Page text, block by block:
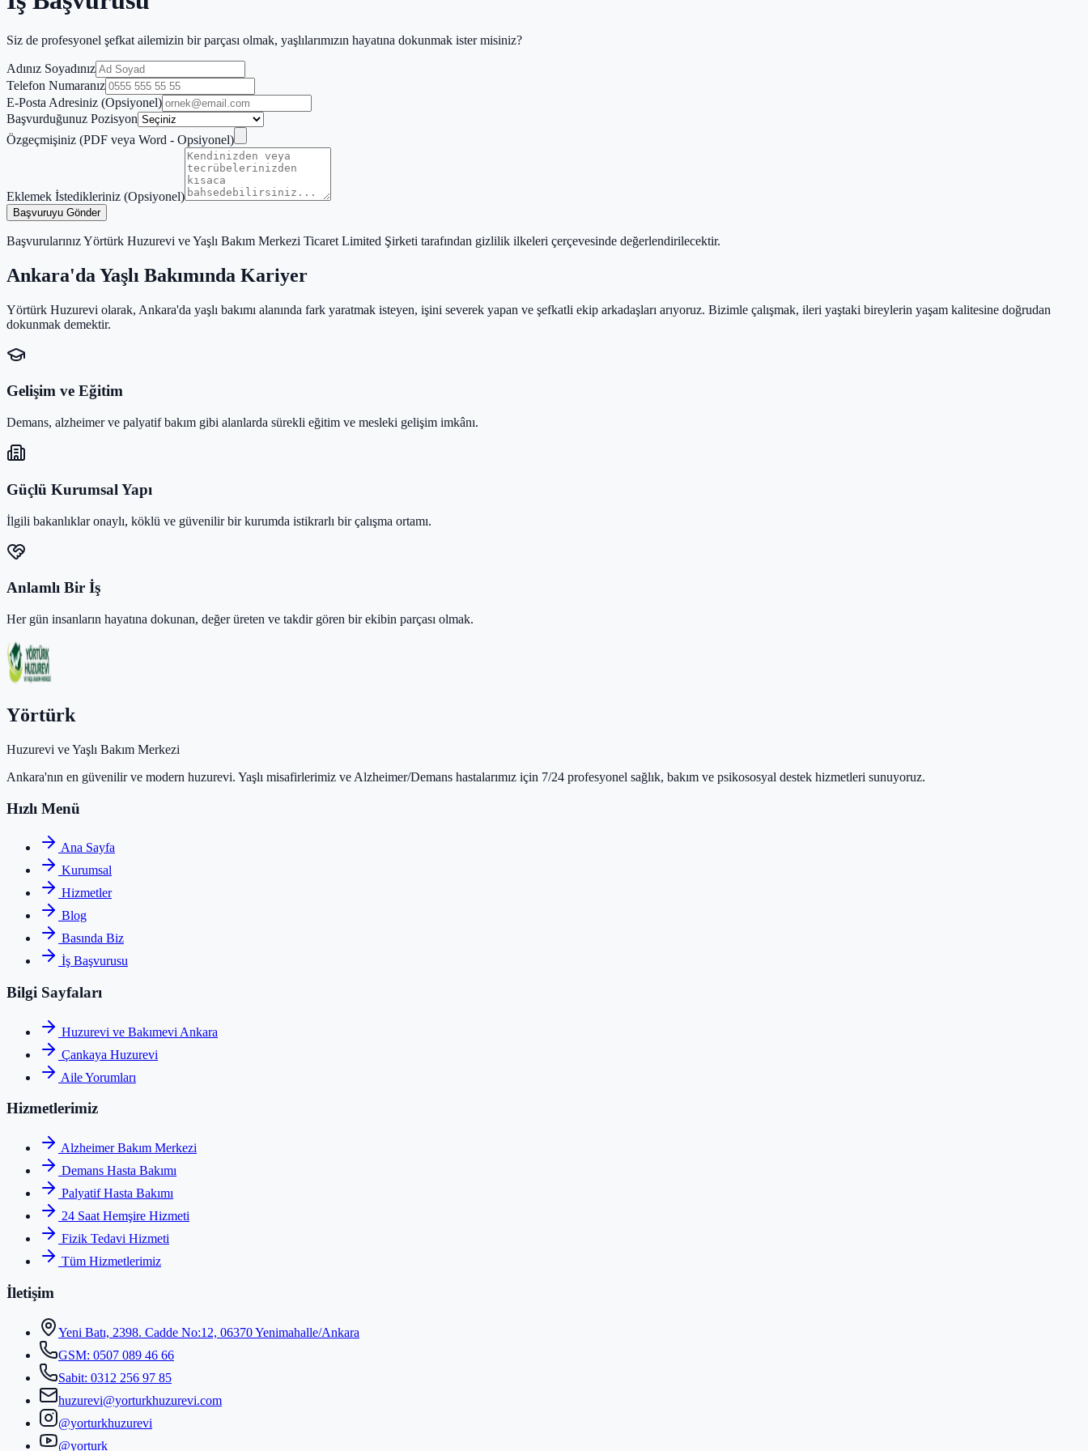
Siz de profesyonel şefkat ailemizin bir parçası olmak, yaşlılarımızın hayatına dokunmak ister misiniz?
Adınız Soyadınız
Telefon Numaranız
E-Posta Adresiniz (Opsiyonel)
Başvurduğunuz Pozisyon
Özgeçmişiniz (PDF veya Word - Opsiyonel)
Eklemek İstedikleriniz (Opsiyonel)
Başvuruyu Gönder
Başvurularınız Yörtürk Huzurevi ve Yaşlı Bakım Merkezi Ticaret Limited Şirketi tarafından gizlilik ilkeleri çerçevesinde değerlendirilecektir.
Ankara'da Yaşlı Bakımında Kariyer
Yörtürk Huzurevi olarak, Ankara'da yaşlı bakımı alanında fark yaratmak isteyen, işini severek yapan ve şefkatli ekip arkadaşları arıyoruz. Bizimle çalışmak, ileri yaştaki bireylerin yaşam kalitesine doğrudan
dokunmak demektir.
Gelişim ve Eğitim
Demans, alzheimer ve palyatif bakım gibi alanlarda sürekli eğitim ve mesleki gelişim imkânı.
Güçlü Kurumsal Yapı
İlgili bakanlıklar onaylı, köklü ve güvenilir bir kurumda istikrarlı bir çalışma ortamı.
Anlamlı Bir İş
Her gün insanların hayatına dokunan, değer üreten ve takdir gören bir ekibin parçası olmak.
Yörtürk
Huzurevi ve Yaşlı Bakım Merkezi
Ankara'nın en güvenilir ve modern huzurevi. Yaşlı misafirlerimiz ve Alzheimer/Demans hastalarımız için 7/24 profesyonel sağlık, bakım ve psikososyal destek hizmetleri sunuyoruz.
Hızlı Menü
Ana Sayfa
Kurumsal
Hizmetler
Blog
Basında Biz
İş Başvurusu
Bilgi Sayfaları
Huzurevi ve Bakımevi Ankara
Çankaya Huzurevi
Aile Yorumları
Hizmetlerimiz
Alzheimer Bakım Merkezi
Demans Hasta Bakımı
Palyatif Hasta Bakımı
24 Saat Hemşire Hizmeti
Fizik Tedavi Hizmeti
Tüm Hizmetlerimiz
İletişim
Yeni Batı, 2398. Cadde No:12, 06370 Yenimahalle/Ankara
GSM: 0507 089 46 66
Sabit: 0312 256 97 85
huzurevi@yorturkhuzurevi.com
@yorturkhuzurevi
@yorturk